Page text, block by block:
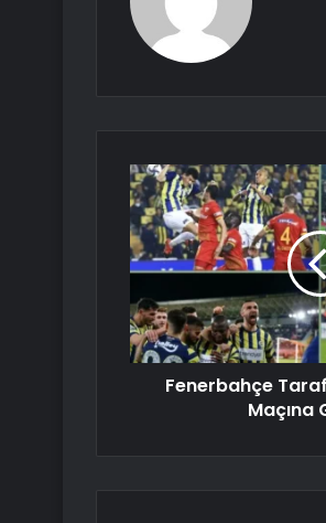
Fenerbahçe
Maçına